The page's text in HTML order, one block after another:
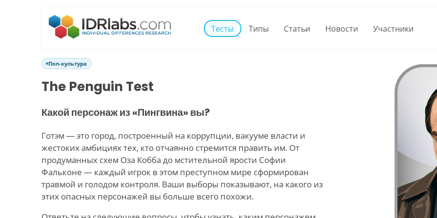
Тесты Типы Статьи Новости Участники
Поп-культура
The Penguin Test
Какой персонаж из «Пингвина» вы?
Готэм — это город, построенный на коррупции, вакууме власти и
жестоких амбициях тех, кто отчаянно стремится править им. От
продуманных схем Оза Кобба до мстительной ярости Софии
Фальконе — каждый игрок в этом преступном мире сформирован
травмой и голодом контроля. Ваши выборы показывают, на какого из
этих опасных персонажей вы больше всего похожи.